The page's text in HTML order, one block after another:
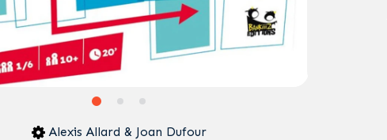
Alexis Allard & Joan Dufour